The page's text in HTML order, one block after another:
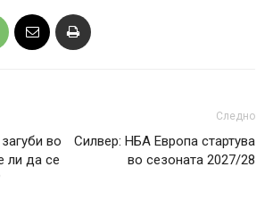
во
ли да се
Следно
Силвер: НБА Европа стартува
во сезоната 2027/28